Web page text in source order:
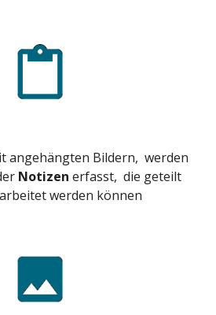
angehängten Bildern,  werden
Notizen erfasst,  die geteilt
werden können